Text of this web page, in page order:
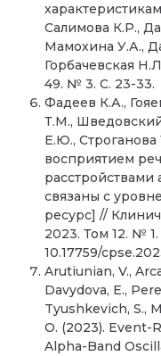
Салимова К.Р.,
Мамохина У.А.,
Горбачевская
49. № 3. С. 23-33.
Фадеев К.А.,
Т.М.,
Е.Ю., Строганова
восприятием
расстройствами
связаны с
ресурс] //
2023. Том 12. № 1.
10.17759/
Arutiunian, V.,
Davydova, E.,
Tyushkevich, S.,
O. (2023). Event-
Alpha-Band